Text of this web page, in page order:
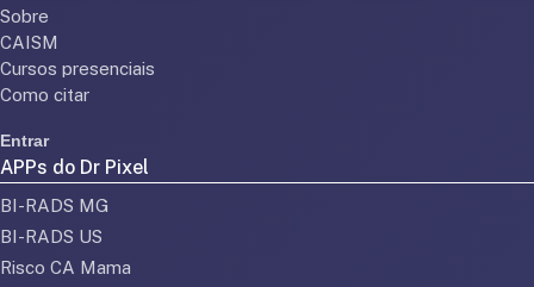
Sobre
CAISM
Cursos presenciais
Como citar
Entrar
APPs do Dr Pixel
BI-RADS MG
BI-RADS US
Risco CA Mama